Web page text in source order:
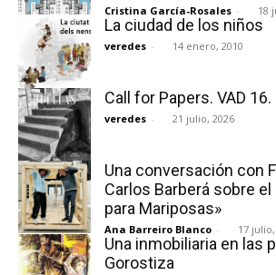
Cristina García-Rosales - 18
La ciudad de los niños
veredes - 14 enero, 2010
Call for Papers. VAD
veredes - 21 julio, 2026
Una conversación con
Carlos Barberá sobre
para Mariposas»
Ana Barreiro Blanco - 17
Una inmobiliaria en las
Gorostiza